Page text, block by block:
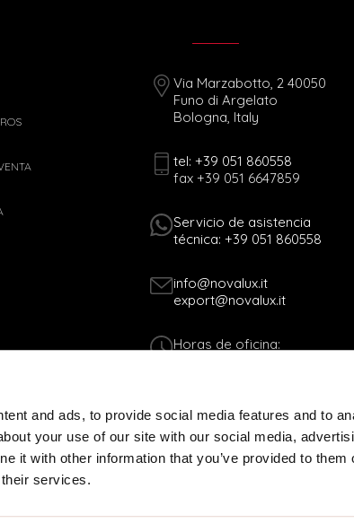
and ads, to provide social media features and to
your use of our site with our social media,
it with other information that you’ve provided to them
services.
Via Marzabotto, 2 40050
Funo di Argelato
Bologna, Italy
tel: +39 051 860558
fax +39 051 6647859
Servicio de asistencia
técnica: +39 051 860558
info@novalux.it
export@novalux.it
Horas de oficina:
COOKIES POLICY
C.F. 01170060378 - P.IVA